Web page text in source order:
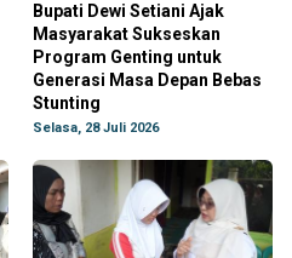
Bupati Dewi Setiani Ajak
Masyarakat Sukseskan
Program Genting untuk
Generasi Masa Depan Bebas
Stunting
Selasa, 28 Juli 2026